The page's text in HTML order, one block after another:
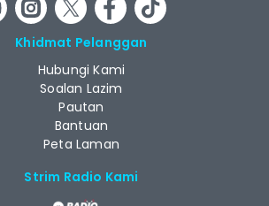
Khidmat Pelanggan
Hubungi Kami
Soalan Lazim
Pautan
Bantuan
Peta Laman
Strim Radio Kami